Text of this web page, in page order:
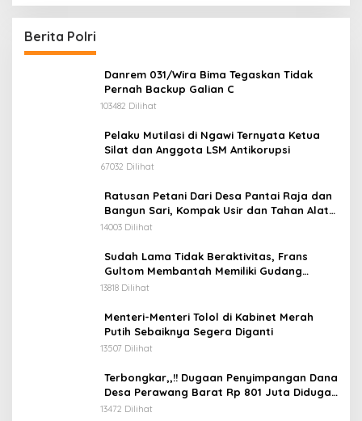
Berita Polri
Danrem 031/Wira Bima Tegaskan Tidak
Pernah Backup Galian C
103482 Dilihat
Pelaku Mutilasi di Ngawi Ternyata Ketua
Silat dan Anggota LSM Antikorupsi
67032 Dilihat
Ratusan Petani Dari Desa Pantai Raja dan
Bangun Sari, Kompak Usir dan Tahan Alat
Berat Milik Hanafi Cs.
14003 Dilihat
Sudah Lama Tidak Beraktivitas, Frans
Gultom Membantah Memiliki Gudang
Penimbunan BBM
13818 Dilihat
Menteri-Menteri Tolol di Kabinet Merah
Putih Sebaiknya Segera Diganti
13507 Dilihat
Terbongkar,,!! Dugaan Penyimpangan Dana
Desa Perawang Barat Rp 801 Juta Diduga
Tidak Jelas Penggunaannya
13472 Dilihat